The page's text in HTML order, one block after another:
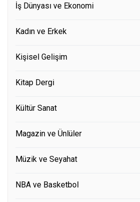
İş Dünyası ve Ekonomi
Kadın ve Erkek
Kişisel Gelişim
Kitap Dergi
Kültür Sanat
Magazin ve Ünlüler
Müzik ve Seyahat
NBA ve Basketbol